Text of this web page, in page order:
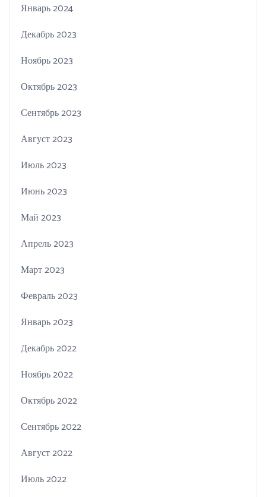
Январь 2024
Декабрь 2023
Ноябрь 2023
Октябрь 2023
Сентябрь 2023
Август 2023
Июль 2023
Июнь 2023
Май 2023
Апрель 2023
Март 2023
Февраль 2023
Январь 2023
Декабрь 2022
Ноябрь 2022
Октябрь 2022
Сентябрь 2022
Август 2022
Июль 2022